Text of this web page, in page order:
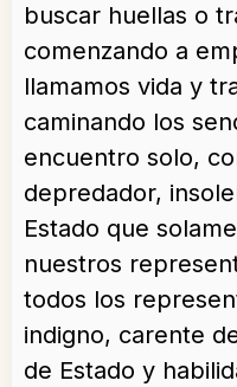
buscar huellas o
comenzando a
llamamos vida y
caminando los
encuentro solo,
depredador,
Estado que
nuestros
todos los
indigno, carente
de Estado y